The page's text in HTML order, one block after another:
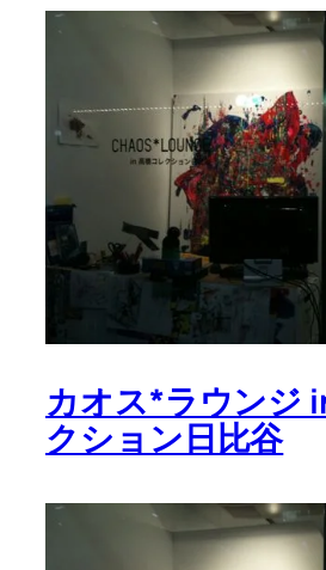
カオス*ラウンジ
クション日比谷